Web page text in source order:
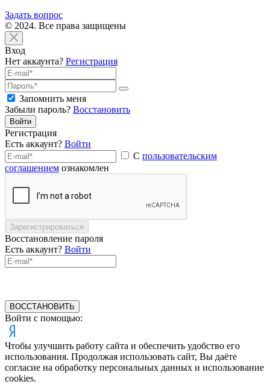
Задать вопрос
© 2024. Все права защищены
Вход
Нет аккаунта? Регистрация
Запомнить меня
Забыли пароль? Восстановить
Войти
Регистрация
Есть аккаунт? Войти
С пользовательским
соглашением ознакомлен
Зарегистрироваться
Восстановление пароля
Есть аккаунт? Войти
ВОССТАНОВИТЬ
Войти с помощью:
Чтобы улучшить работу сайта и обеспечить удобство его
использования. Продолжая использовать сайт, Вы даёте
согласие на обработку персональных данных и использование
cookies.